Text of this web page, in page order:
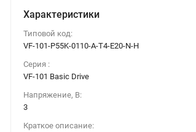
Характеристики
Типовой код:
VF-101-P55K-0110-A-T4-E20-N-H
Серия :
VF-101 Basic Drive
Напряжение, В:
3
Краткое описание: